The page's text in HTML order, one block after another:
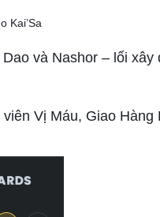
Kai’Sa
và Nashor – lối xây
Vị Máu, Giao Hàng